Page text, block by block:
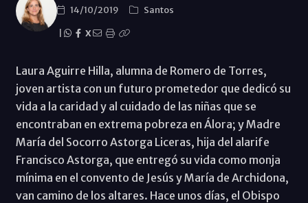
14/10/2019
Santos
X
Laura Aguirre Hilla, alumna de Romero de Torres,
joven artista con un futuro prometedor que dedicó su
vida a la caridad y al cuidado de las niñas que se
encontraban en extrema pobreza en Álora; y Madre
María del Socorro Astorga Liceras, hija del alarife
Francisco Astorga, que entregó su vida como monja
mínima en el convento de Jesús y María de Archidona,
van camino de los altares. Hace unos días, el Obispo